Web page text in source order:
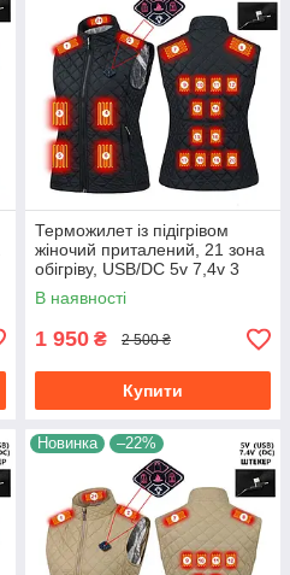
Терможилет із підігрівом
жіночий приталений, 21 зона
обігріву, USB/DC 5v 7,4v 3
режими регулювання
температури чорний, розмір
В наявності
1 950 ₴ 2 500 ₴
Купити
Новинка –22%